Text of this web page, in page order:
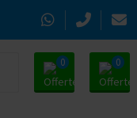
0 0